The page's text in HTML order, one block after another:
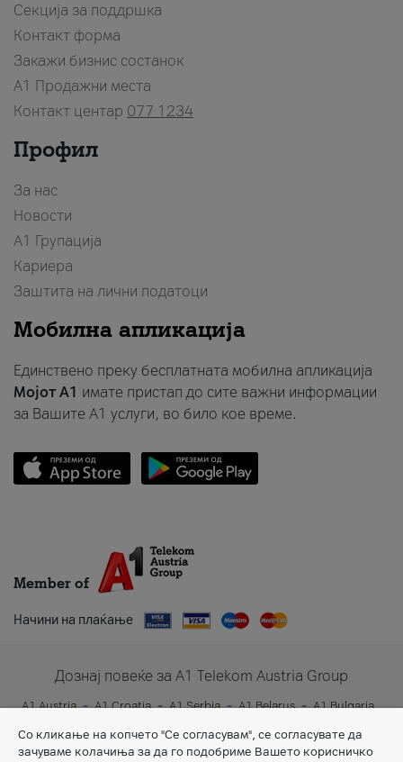
Секција за поддршка
Контакт форма
Закажи бизнис состанок
A1 Продажни места
Контакт центар 077 1234
Профил
За нас
Новости
А1 Групација
Кариера
Заштита на лични податоци
Мобилна апликација
Единствено преку бесплатната мобилна апликација
Мојот A1 имате пристап до сите важни информации
за Вашите A1 услуги, во било кое време.
Member of
Начини на плаќање
Дознај повеќе за A1 Telekom Austria Group
A1 Austria A1 Croatia A1 Serbia A1 Belarus
A1 Bulgaria
A1 Slovenia
A1 Digital
Со кликање на копчето "Се согласувам", се согласувате да
зачуваме колачиња за да го подобриме Вашето корисничко